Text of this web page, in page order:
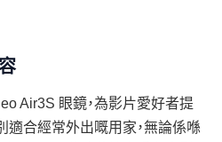
Air3S 眼鏡，為影片愛好者提
適合經常外出嘅用家，無論係喺